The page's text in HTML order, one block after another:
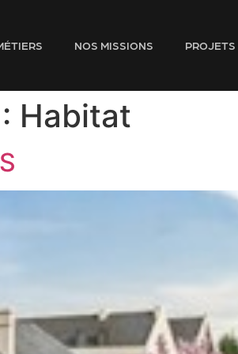
NOS MISSIONS PROJETS
Habitat